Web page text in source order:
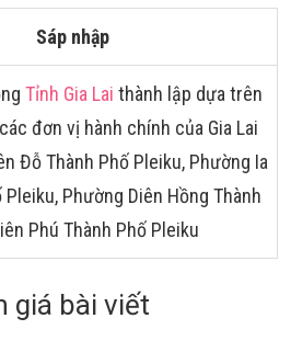
Sáp nhập
Tỉnh Gia Lai thành lập dựa trên
đơn vị hành chính của Gia Lai
Đỗ Thành Phố Pleiku, Phường Ia
Pleiku, Phường Diên Hồng Thành
Phú Thành Phố Pleiku
giá bài viết